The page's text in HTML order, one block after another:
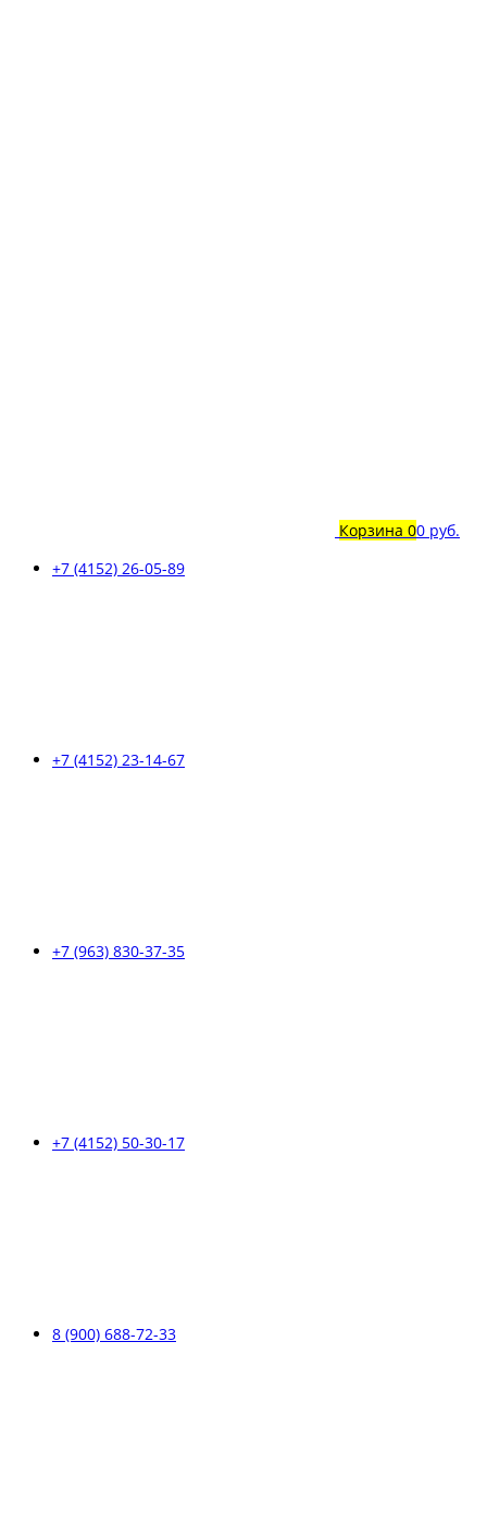
Корзина 00 руб.
+7 (4152) 26-05-89
+7 (4152) 23-14-67
+7 (963) 830-37-35
+7 (4152) 50-30-17
8 (900) 688-72-33